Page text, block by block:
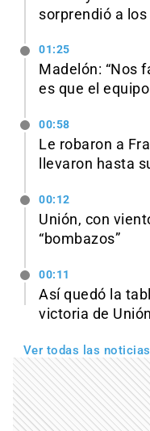
sorprendió a
01:25
Madelón: “Nos
es que el
00:58
Le robaron a
llevaron hasta
00:12
Unión, con
“bombazos”
00:11
Así quedó la
victoria de Unión
Ver todas las noticias